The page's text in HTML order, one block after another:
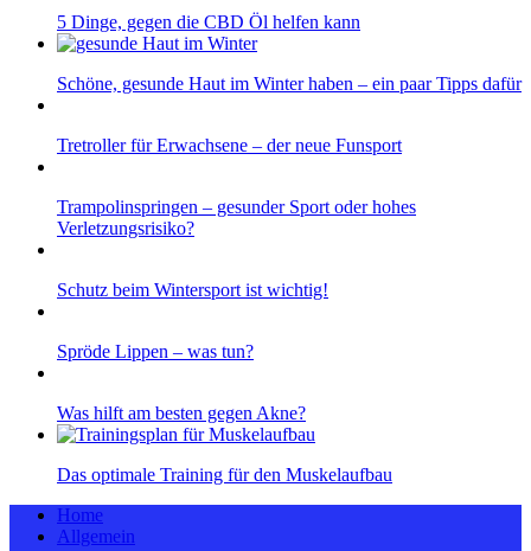
5 Dinge, gegen die CBD Öl helfen kann
Schöne, gesunde Haut im Winter haben – ein paar Tipps dafür
Tretroller für Erwachsene – der neue Funsport
Trampolinspringen – gesunder Sport oder hohes
Verletzungsrisiko?
Schutz beim Wintersport ist wichtig!
Spröde Lippen – was tun?
Was hilft am besten gegen Akne?
Das optimale Training für den Muskelaufbau
Home
Allgemein